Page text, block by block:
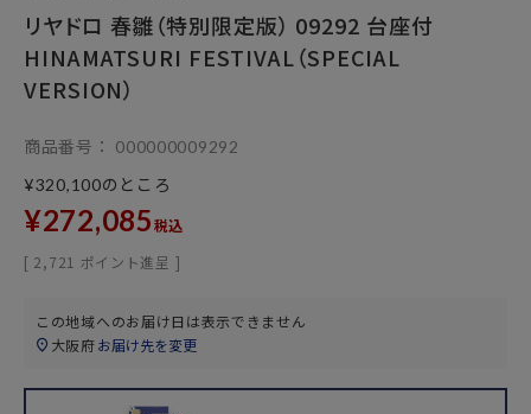
リヤドロ 春雛（特別限定版） 09292 台座付
HINAMATSURI FESTIVAL（SPECIAL
VERSION）
商品番号
000000009292
¥320,100のところ
¥272,085税込
[ 2,721 ポイント進呈 ]
この地域へのお届け日は表示できません
大阪府お届け先を変更